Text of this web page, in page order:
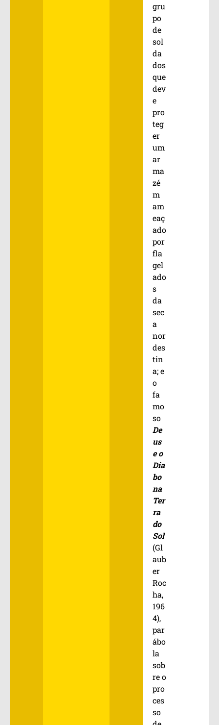
gru
po
de
sol
da
dos
que
dev
e
pro
teg
er
um
ar
ma
zé
m
am
eaç
ado
por
fla
gel
ado
s
da
sec
a
nor
des
tin
a; e
o
fa
mo
so
De
us
e o
Dia
bo
na
Ter
ra
do
Sol
(Gl
aub
er
Roc
ha,
196
4),
par
ábo
la
sob
re o
pro
ces
so